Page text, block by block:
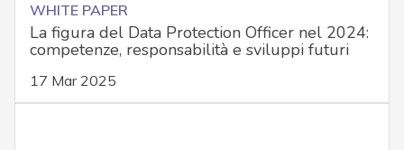
WHITE PAPER
La figura del Data Protection Officer nel 2024:
competenze, responsabilità e sviluppi futuri
17 Mar 2025